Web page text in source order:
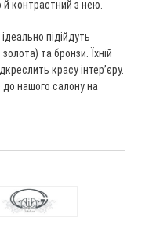
й контрастний з нею.
підійдуть
та бронзи. Їхній
красу інтер’єру.
до нашого салону на